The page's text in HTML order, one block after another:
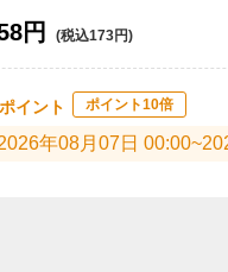
円 (税込173円)
ポイント ポイント10倍
年08月07日